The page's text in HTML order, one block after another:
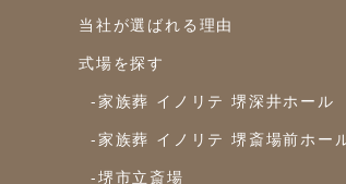
当社が選ばれる理由
式場を探す
-家族葬 イノリテ 堺深井ホール
-家族葬 イノリテ 堺斎場前ホー
-堺市立斎場